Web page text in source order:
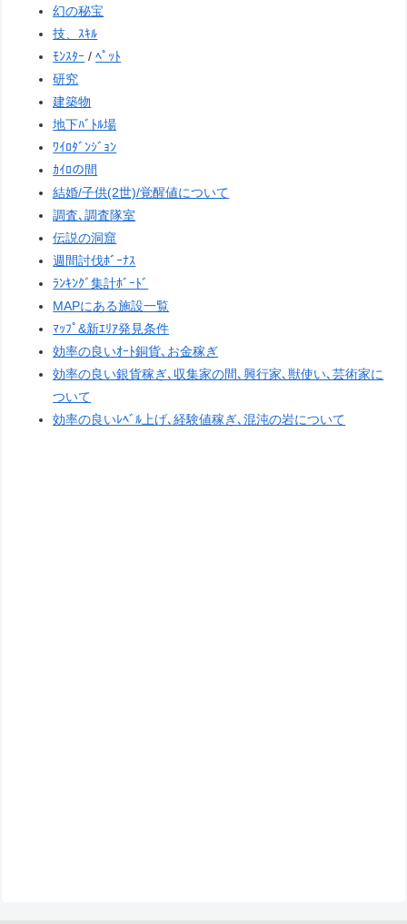
幻の秘宝
技、ｽｷﾙ
ﾓﾝｽﾀｰ /ﾍﾟｯﾄ
研究
建築物
地下ﾊﾞﾄﾙ場
ﾜｲﾛﾀﾞﾝｼﾞｮﾝ
ｶｲﾛの間
結婚/子供(2世)/覚醒値について
調査､調査隊室
伝説の洞窟
週間討伐ﾎﾞｰﾅｽ
ﾗﾝｷﾝｸﾞ集計ﾎﾞｰﾄﾞ
MAPにある施設一覧
ﾏｯﾌﾟ&新ｴﾘｱ発見条件
効率の良いｵｰﾄ銅貨､お金稼ぎ
効率の良い銀貨稼ぎ､収集家の間､興行家､獣使い､芸術家に
ついて
効率の良いﾚﾍﾞﾙ上げ､経験値稼ぎ､混沌の岩について